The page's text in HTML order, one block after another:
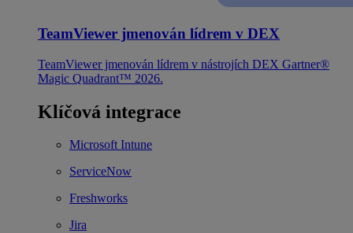
TeamViewer jmenován lídrem v DEX
TeamViewer jmenován lídrem v nástrojích DEX Gartner®
Magic Quadrant™ 2026.
Klíčová integrace
Microsoft Intune
ServiceNow
Freshworks
Jira